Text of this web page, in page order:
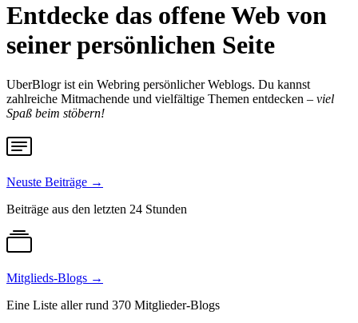
Entdecke das offene Web von
seinerpersönlichen Seite
UberBlogr ist ein Webring persönlicher Weblogs. Du kannst
zahlreiche Mitmachende und vielfältige Themen entdecken – viel
Spaß beim stöbern!
Neuste Beiträge →
Beiträge aus den letzten 24 Stunden
Mitglieds-Blogs →
Eine Liste aller rund 370 Mitglieder-Blogs